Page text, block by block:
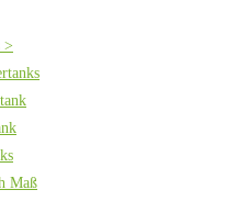
>
Maß